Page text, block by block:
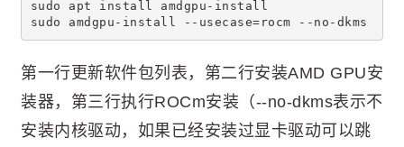
sudo apt install amdgpu-install
sudo amdgpu-install --usecase=rocm --no-dkms
第一行更新软件包列表，第二行安装AMD GPU安
装器，第三行执行ROCm安装（--no-dkms表示不
安装内核驱动，如果已经安装过显卡驱动可以跳